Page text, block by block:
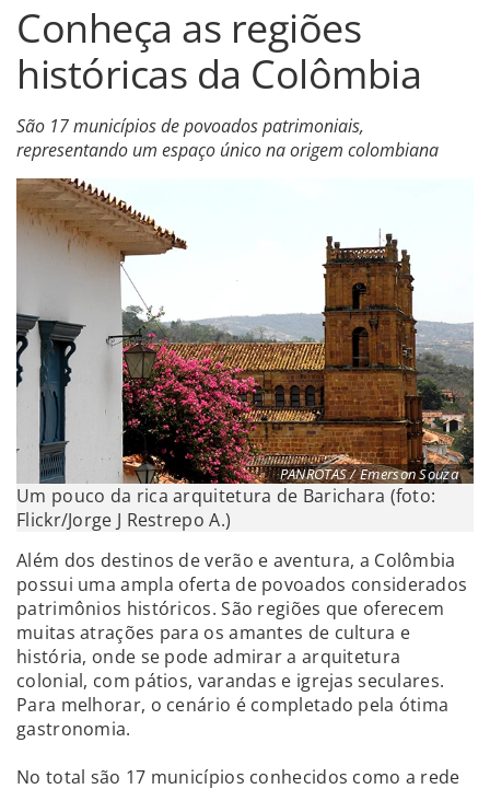
Conheça as regiões
históricas da Colômbia
São 17 municípios de povoados patrimoniais,
representando um espaço único na origem colombiana
PANROTAS / Emerson Souza
Um pouco da rica arquitetura de Barichara (foto:
Flickr/Jorge J Restrepo A.)
Além dos destinos de verão e aventura, a Colômbia
possui uma ampla oferta de povoados considerados
patrimônios históricos. São regiões que oferecem
muitas atrações para os amantes de cultura e
história, onde se pode admirar a arquitetura
colonial, com pátios, varandas e igrejas seculares.
Para melhorar, o cenário é completado pela ótima
gastronomia.
No total são 17 municípios conhecidos como a rede